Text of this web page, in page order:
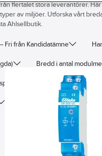
flertalet stora leverantörer.
av miljöer. Utforska vårt
Ahlsellbutik.
Fri från Kandidatämne
Bredd i antal
1 Märkström